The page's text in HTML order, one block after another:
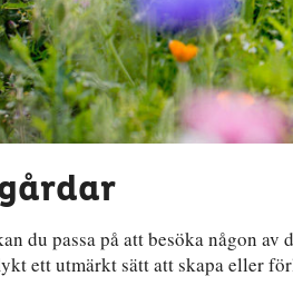
du passa på att besöka någon av
ett utmärkt sätt att skapa eller